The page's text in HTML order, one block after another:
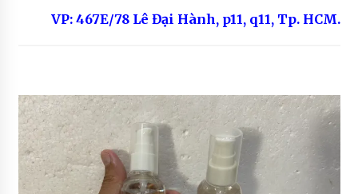
VP: 467E/78 Lê Đại Hành, p11, q11, Tp. HCM.